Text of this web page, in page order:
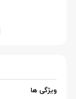
ویژگی ها